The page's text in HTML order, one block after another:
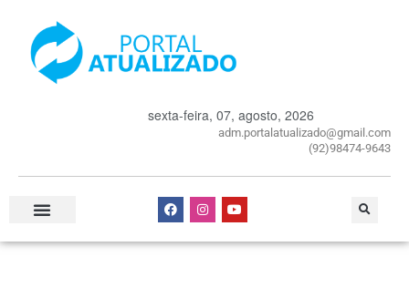
sexta-feira, 07, agosto, 2026
adm.portalatualizado@gmail.com
(92)98474-9643